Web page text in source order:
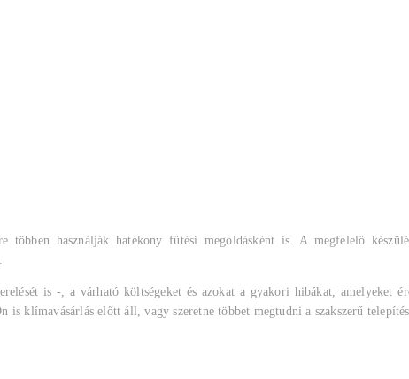
használják hatékony fűtési megoldásként is. A megfelelő
is -, a várható költségeket és azokat a gyakori hibákat, amelyeket
klímavásárlás előtt áll, vagy szeretne többet megtudni a szakszerű